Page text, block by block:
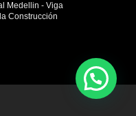
Medellin - Viga
Construcción